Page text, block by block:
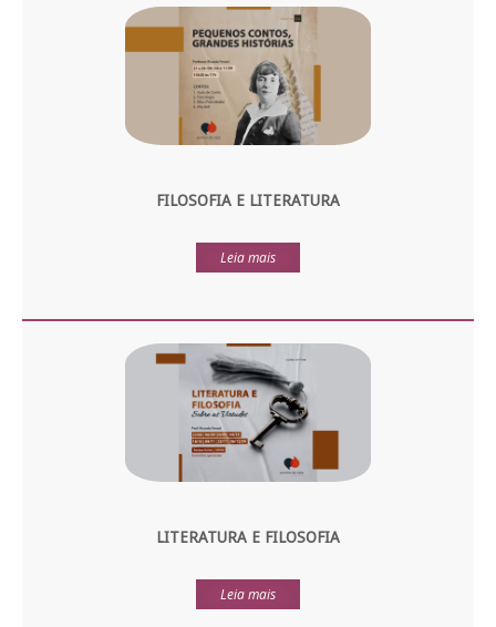
FILOSOFIA E LITERATURA
Leia mais
LITERATURA E FILOSOFIA
Leia mais